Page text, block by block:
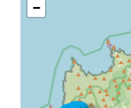
−